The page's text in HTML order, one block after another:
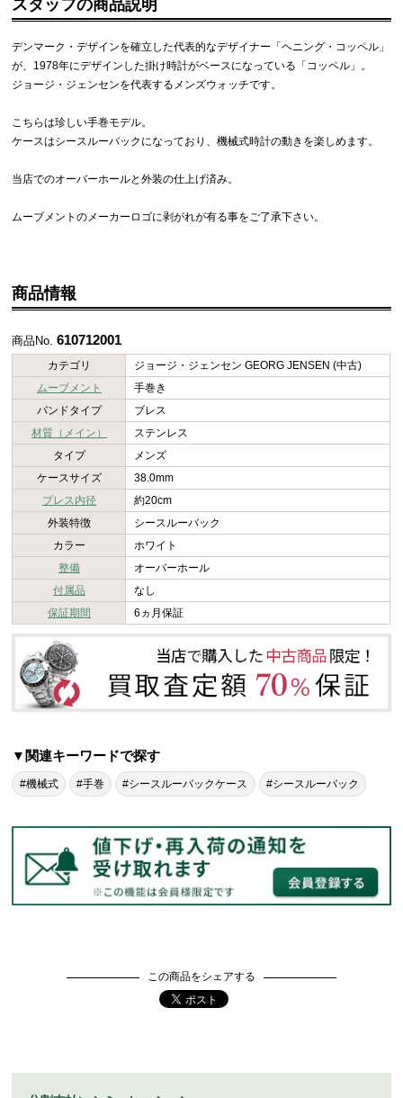
スタッフの商品説明
デンマーク・デザインを確立した代表的なデザイナー「ヘニング・コッペル」
が、1978年にデザインした掛け時計がベースになっている「コッペル」。
ジョージ・ジェンセンを代表するメンズウォッチです。
こちらは珍しい手巻モデル。
ケースはシースルーバックになっており、機械式時計の動きを楽しめます。
当店でのオーバーホールと外装の仕上げ済み。
ムーブメントのメーカーロゴに剥がれが有る事をご了承下さい。
商品情報
商品No.610712001
カテゴリ
ジョージ・ジェンセン GEORG JENSEN (中古)
ムーブメント
手巻き
バンドタイプ
ブレス
材質（メイン）
ステンレス
タイプ
メンズ
ケースサイズ
38.0mm
ブレス内径
約20cm
外装特徴
シースルーバック
カラー
ホワイト
整備
オーバーホール
付属品
なし
保証期間
6ヵ月保証
▼関連キーワードで探す
#機械式 #手巻 #シースルーバックケース #シースルーバック
この商品をシェアする